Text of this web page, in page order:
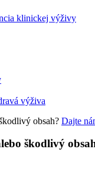
klinickej výživy
výživa
obsah? Dajte
škodlivý